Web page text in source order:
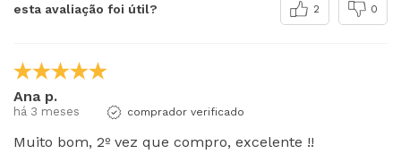
esta avaliação foi útil? 2 0
Ana p.
há 3 meses comprador verificado
Muito bom, 2º vez que compro, excelente !!